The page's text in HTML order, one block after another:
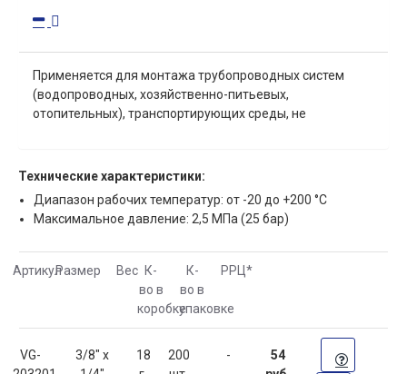
Применяется для монтажа трубопроводных систем
(водопроводных, хозяйственно-питьевых,
отопительных), транспортирующих среды, не
Технические характеристики:
Диапазон рабочих температур: от -20 до +200 °С
Максимальное давление: 2,5 МПа (25 бар)
АртикулРазмер Вес К-
во в
коробке
К-
во в
упаковке
РРЦ*
VG-
3/8" x
18
200
-
54